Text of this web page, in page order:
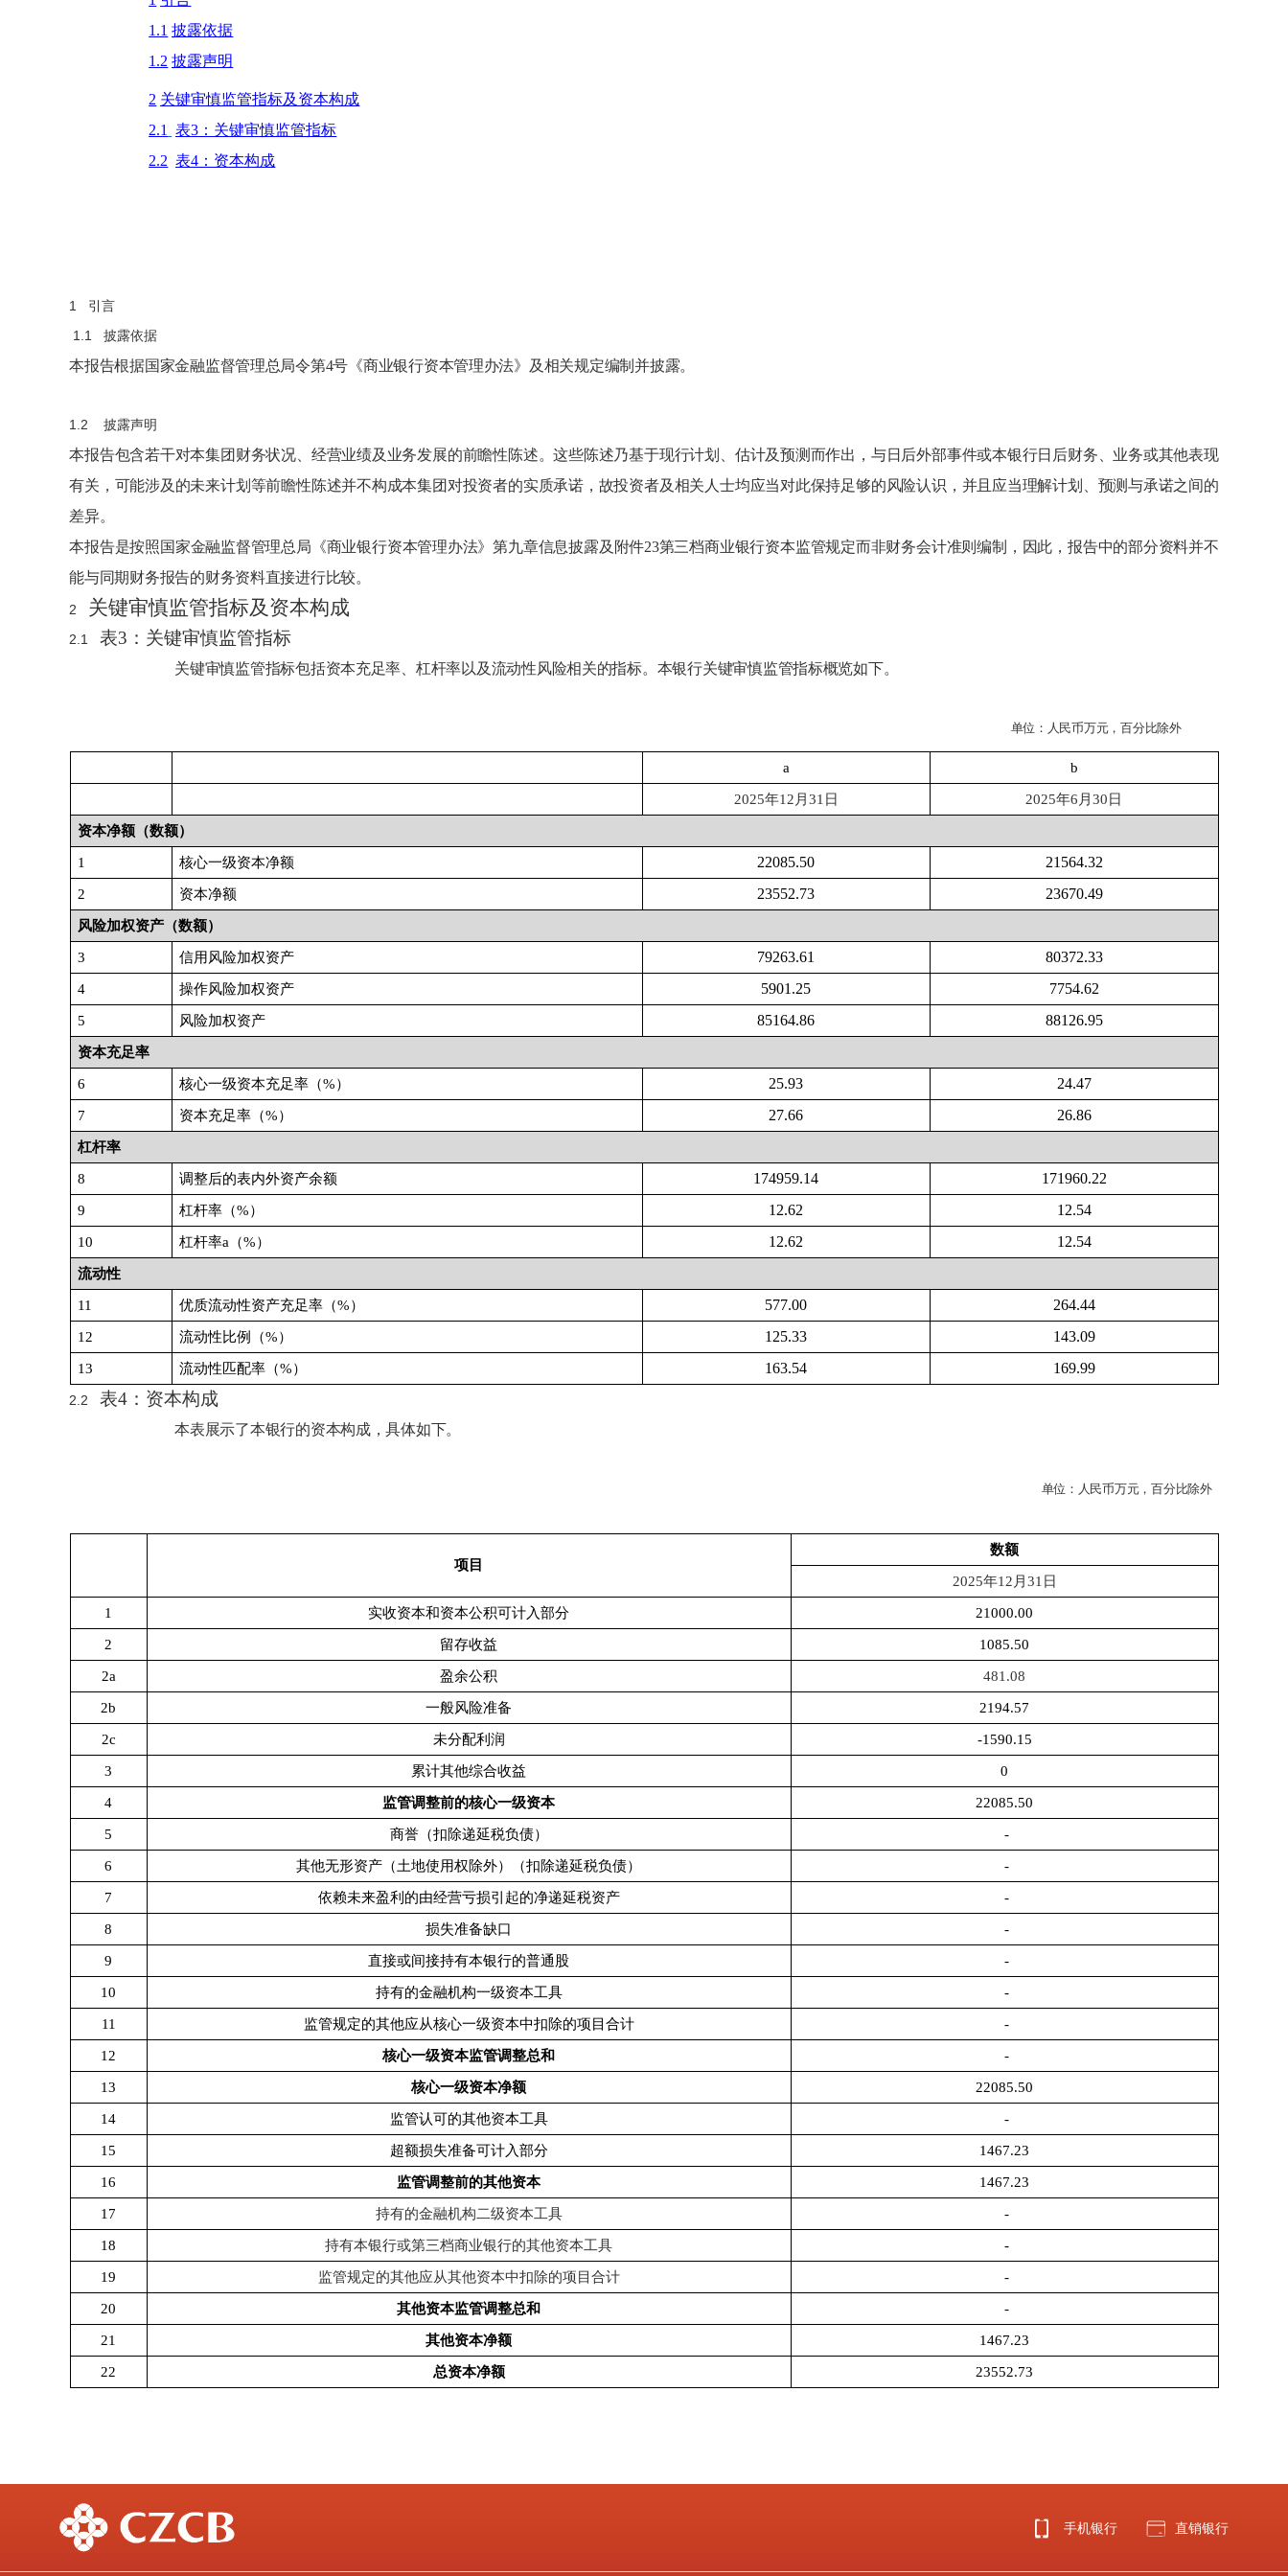
1.1 披露依据
1.2 披露声明
2 关键审慎监管指标及资本构成
2.1
表3 ：关键审慎监管指标
2.2 表4 ：资本构成
1 引言
1.1披露依据
本报告根据国家金融监督管理总局令第4号《商业银行资本管理办法》及相关规定编制并披露。
1.2披露声明
本报告包含若干对本集团财务状况、经营业绩及业务发展的前瞻性陈述。这些陈述乃基于现行计划、估计及预测而作出，与日后外部事件或本银行日后财务、业务或其他表现
有关，可能涉及的未来计划等前瞻性陈述并不构成本集团对投资者的实质承诺，故投资者及相关人士均应当对此保持足够的风险认识，并且应当理解计划、预测与承诺之间的
差异。
本报告是按照国家金融监督管理总局《商业银行资本管理办法》第九章信息披露及附件23第三档商业银行资本监管规定而非财务会计准则编制，因此，报告中的部分资料并不
能与同期财务报告的财务资料直接进行比较。
2 关键审慎监管指标及资本构成
2.1表3：关键审慎监管指标
关键审慎监管指标包括资本充足率、杠杆率以及流动性风险相关的指标。本银行关键审慎监管指标概览如下。
单位：人民币万元，百分比除外
a b
2025年12月31日 2025年6 月 30 日
资本净额（数额）
1 核心一级资本净额 22085.50 21564.32
2 资本净额 23552.73 23670.49
风险加权资产（数额）
3 信用风险加权资产 79263.61 80372.33
4 操作风险加权资产 5901.25 7754.62
5 风险加权资产 85164.86 88126.95
资本充足率
6 核心一级资本充足率（%） 25.93 24.47
7 资本充足率（%） 27.66 26.86
杠杆率
8 调整后的表内外资产余额 174959.14 171960.22
9 杠杆率（%） 12.62 12.54
10 杠杆率a （%） 12.62 12.54
流动性
11 优质流动性资产充足率（%） 577.00 264.44
12 流动性比例（%） 125.33 143.09
13 流动性匹配率（%） 163.54 169.99
2.2表4 ：资本构成
本表展示了本银行的资本构成，具体如下。
单位：人民币万元，百分比除外
项目
数额
2025年12月31日
1 实收资本和资本公积可计入部分 21000.00
2 留存收益 1085.50
2a 盈余公积 481.08
2b 一般风险准备 2194.57
2c 未分配利润 -1590.15
3 累计其他综合收益 0
4 监管调整前的核心一级资本 22085.50
5 商誉（扣除递延税负债） -
6 其他无形资产（土地使用权除外）（扣除递延税负债） -
7 依赖未来盈利的由经营亏损引起的净递延税资产 -
8 损失准备缺口 -
9 直接或间接持有本银行的普通股 -
10 持有的金融机构一级资本工具 -
11 监管规定的其他应从核心一级资本中扣除的项目合计 -
12 核心一级资本监管调整总和 -
13 核心一级资本净额 22085.50
14 监管认可的其他资本工具 -
15 超额损失准备可计入部分 1467.23
16 监管调整前的其他资本 1467.23
17 持有的金融机构二级资本工具 -
18 持有本银行或第三档商业银行的其他资本工具 -
19 监管规定的其他应从其他资本中扣除的项目合计 -
20 其他资本监管调整总和 -
21 其他资本净额 1467.23
22 总资本净额 23552.73
手机银行 直销银行